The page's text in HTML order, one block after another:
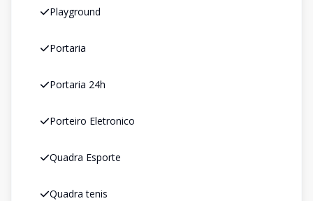
Playground
Portaria
Portaria 24h
Porteiro Eletronico
Quadra Esporte
Quadra tenis